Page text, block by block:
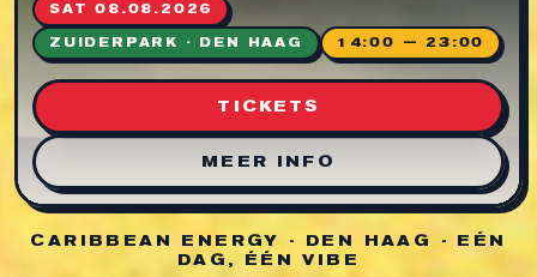
SAT 08.08.2026
ZUIDERPARK · DEN HAAG 14:00 — 23:00
TICKETS
MEER INFO
CARIBBEAN ENERGY · DEN HAAG · EÉN
DAG, ÉÉN VIBE